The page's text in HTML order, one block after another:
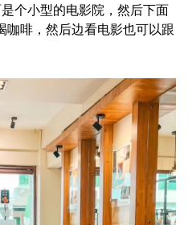
个小型的电影院，然后下面
咖啡，然后边看电影也可以跟